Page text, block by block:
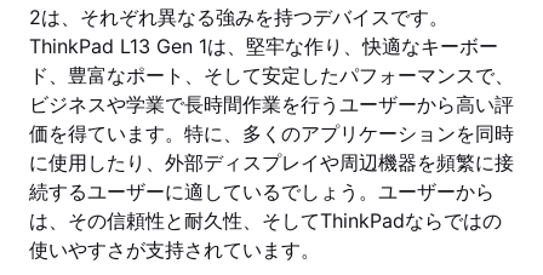
2は、それぞれ異なる強みを持つデバイスです。
ThinkPad L13 Gen 1は、堅牢な作り、快適なキーボー
ド、豊富なポート、そして安定したパフォーマンスで、
ビジネスや学業で長時間作業を行うユーザーから高い評
価を得ています。特に、多くのアプリケーションを同時
に使用したり、外部ディスプレイや周辺機器を頻繁に接
続するユーザーに適しているでしょう。ユーザーから
は、その信頼性と耐久性、そしてThinkPadならではの
使いやすさが支持されています。